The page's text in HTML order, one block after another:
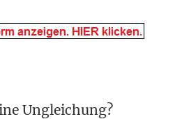
Ungleichung?